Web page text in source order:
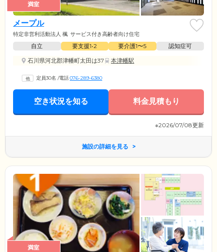
満室
メープル
特定非営利活動法人 楓 サービス付き高齢者向け住宅
自立 要支援1•2 要介護1〜5
認知症可
石川県河北郡津幡町太田は37
本津幡駅
定員30名 /電話076-289-6380
空き状況を知る 料金見積もり
※2026/07/08更新
施設の詳細を見る
満室